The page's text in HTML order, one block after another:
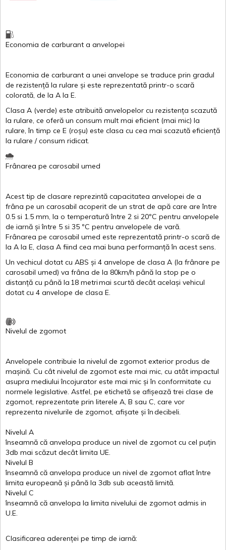
Economia de carburant a anvelopei
Economia de carburant a unei anvelope se traduce prin gradul
de rezistență la rulare și este reprezentată printr-o scară
colorată, de la A la E.
Clasa A (verde) este atribuită anvelopelor cu rezistența scazută
la rulare, ce oferă un consum mult mai eficient (mai mic) la
rulare,în timp ce E (roșu) este clasa cu cea mai scazută eficiență
la rulare /consum ridicat.
Frânarea pe carosabil umed
Acest tip de clasare reprezintă capacitatea anvelopei de a
frâna pe un carosabil acoperit de un strat de apă care areîntre
0.5 si 1.5 mm, la o temperatură între 2 si 20ºC pentru anvelopele
de iarnă și între 5 si 35 ºC pentru anvelopele de vară.
Frânarea pe carosabil umed este reprezentată printr-o scară de
la A la E, clasa A fiind cea mai buna performanță în acest sens.
Un vechicul dotat cu ABS și 4 anvelope de clasa A (la frânare pe
carosabil umed) va frâna de la 80km/h până la stop pe o
distanță cu până la 18 metrimai scurtă decât același vehicul
dotat cu 4 anvelope de clasa E.
Nivelul de zgomot
Anvelopele contribuie la nivelul de zgomot exterior produs de
mașină. Cu cât nivelul de zgomot este mai mic, cu atât impactul
asupra mediului încojurator este mai mic și în conformitate cu
normele legislative. Astfel, pe etichetă se afișează trei clase de
zgomot, reprezentate prin literele A, B sau C, care vor
reprezenta nivelurile de zgomot, afișate și îndecibeli.
Nivelul A
înseamnă că anvelopa produce un nivel de zgomot cu cel puțin
3db mai scăzut decât limita UE.
Nivelul B
înseamnă că anvelopa produce un nivel de zgomot aflat între
limita europeană și până la 3db sub această limită.
Nivelul C
înseamnă că anvelopa la limita nivelului de zgomot admis in
U.E.
Clasificarea aderenței pe timp de iarnă: